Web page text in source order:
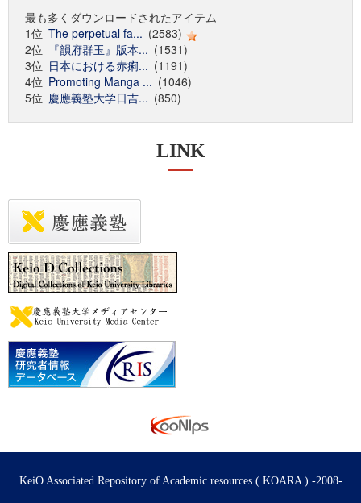
最も多くダウンロードされたアイテム
1位 The perpetual fa... (2583)
2位
『韻府群玉』版本... (1531)
3位 日本における赤痢... (1191)
4位 Promoting Manga ... (1046)
5位 慶應義塾大学日吉... (850)
LINK
KeiO Associated Repository of Academic resources ( KOARA ) -2008-